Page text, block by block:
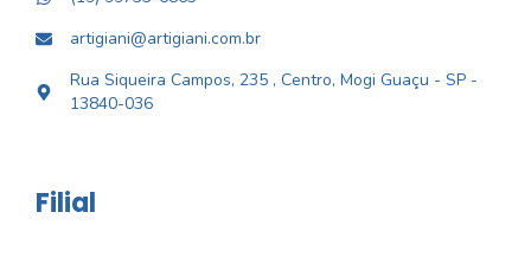
artigiani@artigiani.com.br
Rua Siqueira Campos, 235 , Centro, Mogi Guaçu - SP -
13840-036
Filial